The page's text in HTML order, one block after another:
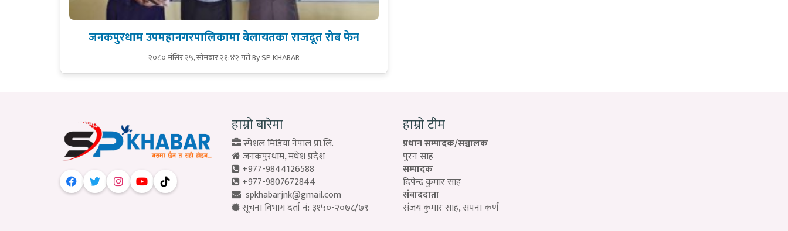
जनकपुरधाम उपमहानगरपालिकामा बेलायतका राजदूत रोब फेन
२०८० मंसिर २५, सोमबार २१:४२ गतेBy SP KHABAR
हाम्रो बारेमा
स्पेशल मिडिया नेपाल प्रा.लि.
जनकपुरधाम, मधेश प्रदेश
+977-9844126588
+977-9807672844
spkhabarjnk@gmail.com
सूचना विभाग दर्ता नं: ३१५०-२०७८/७९
हाम्रो टीम
प्रधान सम्पादक/सञ्चालक
पुरन साह
सम्पादक
दिपेन्द्र कुमार साह
संवाददाता
संजय कुमार साह, सपना कर्ण